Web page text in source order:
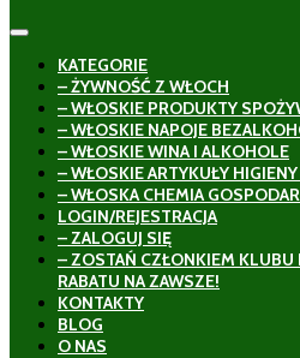
KATEGORIE
– ŻYWNOŚĆ Z WŁOCH
– WŁOSKIE PRODUKTY
– WŁOSKIE NAPOJE
– WŁOSKIE WINA I ALKOHOLE
– WŁOSKIE ARTYKUŁY
– WŁOSKA CHEMIA
LOGIN/REJESTRACJA
– ZALOGUJ SIĘ
– ZOSTAŃ CZŁONKIEM KLUBU
RABATU NA ZAWSZE!
KONTAKTY
BLOG
O NAS